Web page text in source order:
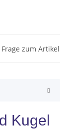
Frage zum Artikel
Kugel